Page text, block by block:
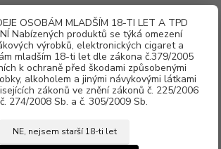
OSOBÁM MLADŠÍM 18-TI LET A TPD
Nabízených produktů se týká omezení
výrobků, elektronických cigaret a
mladším 18-ti let dle zákona č.379/2005
k ochraně před škodami způsobenými
alkoholem a jinými návykovými látkami
zákonů ve znění zákonů č. 225/2006
274/2008 Sb. a č. 305/2009 Sb.
NE, nejsem starší 18-ti let
Menu
za0 Kč